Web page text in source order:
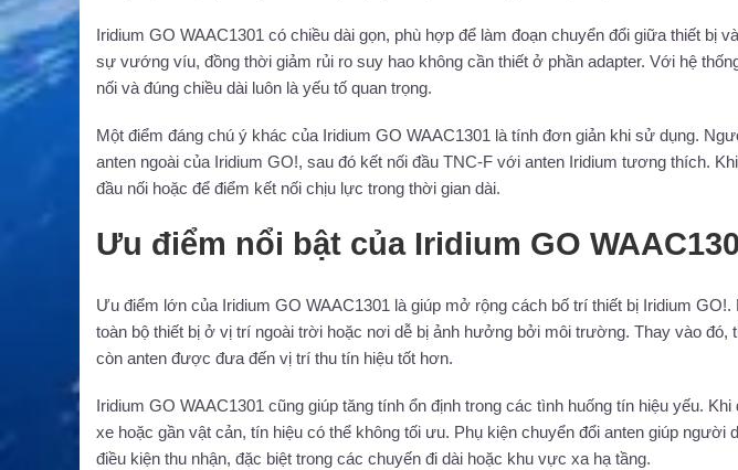
Iridium GO WAAC1301 có chiều dài gọn, phù hợp để làm đoạn chuyển đổi giữa thiết bị
sự vướng víu, đồng thời giảm rủi ro suy hao không cần thiết ở phần adapter. Với hệ
nối và đúng chiều dài luôn là yếu tố quan trọng.
Một điểm đáng chú ý khác của Iridium GO WAAC1301 là tính đơn giản khi sử dụng.
anten ngoài của Iridium GO!, sau đó kết nối đầu TNC-F với anten Iridium tương thích.
đầu nối hoặc để điểm kết nối chịu lực trong thời gian dài.
Ưu điểm nổi bật của Iridium GO
Ưu điểm lớn của Iridium GO WAAC1301 là giúp mở rộng cách bố trí thiết bị Iridium
toàn bộ thiết bị ở vị trí ngoài trời hoặc nơi dễ bị ảnh hưởng bởi môi trường. Thay vào đó,
còn anten được đưa đến vị trí thu tín hiệu tốt hơn.
Iridium GO WAAC1301 cũng giúp tăng tính ổn định trong các tình huống tín hiệu yếu.
xe hoặc gần vật cản, tín hiệu có thể không tối ưu. Phụ kiện chuyển đổi anten giúp người
điều kiện thu nhận, đặc biệt trong các chuyến đi dài hoặc khu vực xa hạ tầng.